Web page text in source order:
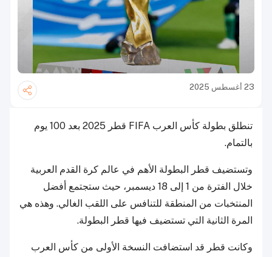
23 أغسطس 2025
تنطلق بطولة كأس العرب FIFA قطر 2025 بعد 100 يوم
بالتمام.
وتستضيف قطر البطولة الأهم في عالم كرة القدم العربية
خلال الفترة من 1 إلى 18 ديسمبر، حيث ستجتمع أفضل
المنتخبات من المنطقة للتنافس على اللقب الغالي. وهذه هي
المرة الثانية التي تستضيف فيها قطر البطولة.
وكانت قطر قد استضافت النسخة الأولى من كأس العرب